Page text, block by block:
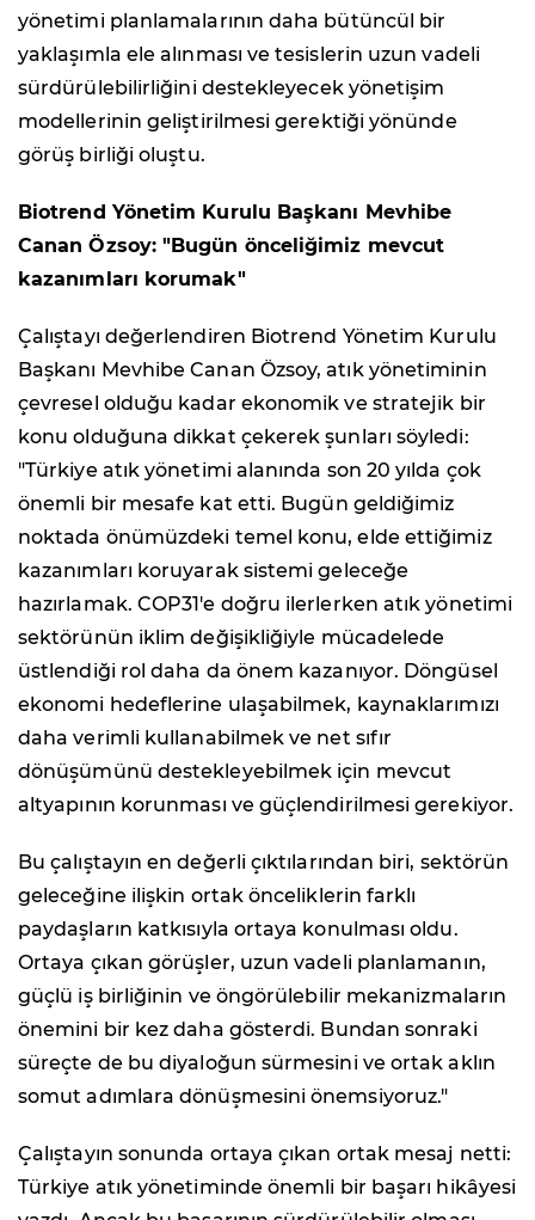
yönetimi planlamalarının daha bütüncül bir
yaklaşımla ele alınması ve tesislerin uzun vadeli
sürdürülebilirliğini destekleyecek yönetişim
modellerinin geliştirilmesi gerektiği yönünde
görüş birliği oluştu.
Biotrend Yönetim Kurulu Başkanı Mevhibe
Canan Özsoy: "Bugün önceliğimiz mevcut
kazanımları korumak"
Çalıştayı değerlendiren Biotrend Yönetim Kurulu
Başkanı Mevhibe Canan Özsoy, atık yönetiminin
çevresel olduğu kadar ekonomik ve stratejik bir
konu olduğuna dikkat çekerek şunları söyledi:
"Türkiye atık yönetimi alanında son 20 yılda çok
önemli bir mesafe kat etti. Bugün geldiğimiz
noktada önümüzdeki temel konu, elde ettiğimiz
kazanımları koruyarak sistemi geleceğe
hazırlamak. COP31'e doğru ilerlerken atık yönetimi
sektörünün iklim değişikliğiyle mücadelede
üstlendiği rol daha da önem kazanıyor. Döngüsel
ekonomi hedeflerine ulaşabilmek, kaynaklarımızı
daha verimli kullanabilmek ve net sıfır
dönüşümünü destekleyebilmek için mevcut
altyapının korunması ve güçlendirilmesi gerekiyor.
Bu çalıştayın en değerli çıktılarından biri, sektörün
geleceğine ilişkin ortak önceliklerin farklı
paydaşların katkısıyla ortaya konulması oldu.
Ortaya çıkan görüşler, uzun vadeli planlamanın,
güçlü iş birliğinin ve öngörülebilir mekanizmaların
önemini bir kez daha gösterdi. Bundan sonraki
süreçte de bu diyaloğun sürmesini ve ortak aklın
somut adımlara dönüşmesini önemsiyoruz."
Çalıştayın sonunda ortaya çıkan ortak mesaj netti:
Türkiye atık yönetiminde önemli bir başarı hikâyesi